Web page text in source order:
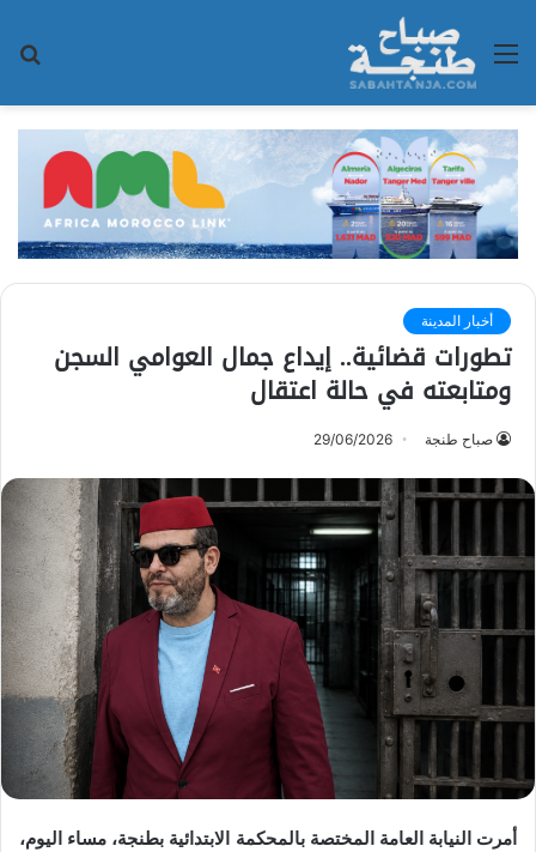
القائمة
أخبار المدينة
تطورات قضائية.. إيداع جمال العوامي السجن
ومتابعته في حالة اعتقال
صباح طنجة 29/06/2026
أمرت النيابة العامة المختصة بالمحكمة الابتدائية بطنجة، مساء اليوم،